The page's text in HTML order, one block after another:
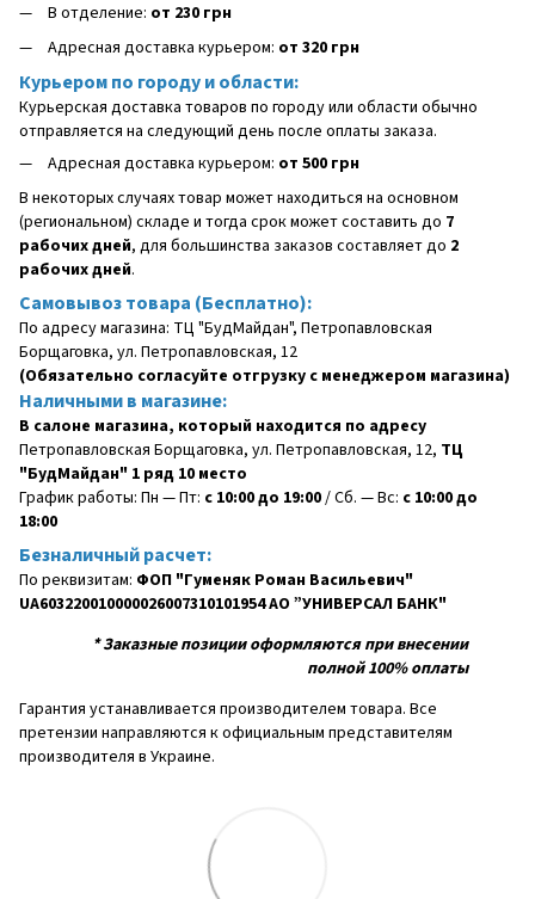
В отделение: от 230 грн
Адресная доставка курьером: от 320 грн
Курьером по городу и области:
Курьерская доставка товаров по городу или области обычно
отправляется на следующий день после оплаты заказа.
Адресная доставка курьером: от 500 грн
В некоторых случаях товар может находиться на основном
(региональном) складе и тогда срок может составить до 7
рабочих дней, для большинства заказов составляет до 2
рабочих дней.
Самовывоз товара (Бесплатно):
По адресу магазина: ТЦ "БудМайдан", Петропавловская
Борщаговка, ул. Петропавловская, 12
(Обязательно согласуйте отгрузку с менеджером магазина)
Наличными в магазине:
В салоне магазина, который находится по адресу
Петропавловская Борщаговка, ул. Петропавловская, 12, ТЦ
"БудМайдан" 1 ряд 10 место
График работы: Пн — Пт: с 10:00 до 19:00/ Сб. — Вс: с 10:00 до
18:00
Безналичный расчет:
По реквизитам: ФОП "Гуменяк Роман Васильевич"
UA603220010000026007310101954 АО ”УНИВЕРСАЛ БАНК"
*Заказные позиции оформляются при внесении
полной 100% оплаты
Гарантия устанавливается производителем товара. Все
претензии направляются к официальным представителям
производителя в Украине.